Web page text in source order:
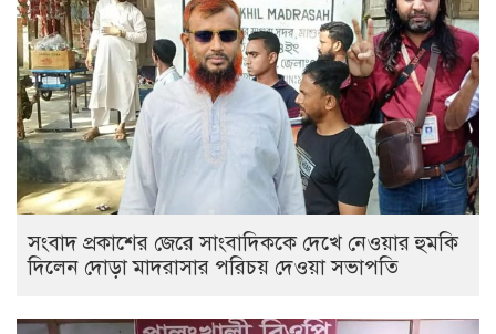
সংবাদ প্রকাশের জেরে সাংবাদিককে দেখে নেওয়ার হুমকি
দিলেন দোড়া মাদরাসার পরিচয় দেওয়া সভাপতি